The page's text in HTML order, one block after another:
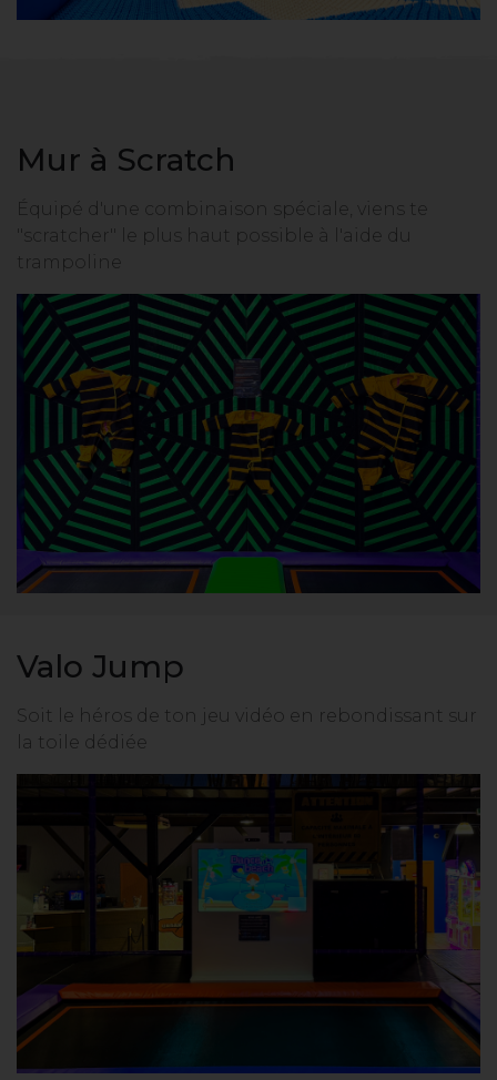
Mur à Scratch
Équipé d'une combinaison spéciale, viens te
"scratcher" le plus haut possible à l'aide du
trampoline
Valo Jump
Soit le héros de ton jeu vidéo en rebondissant sur
la toile dédiée